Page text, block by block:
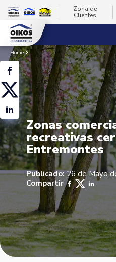
Zona de
Clientes
Home
Zonas
recreativas
Entremontes
Publicado:26 de Mayo
Compartir